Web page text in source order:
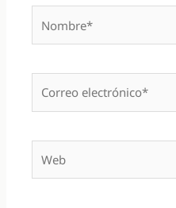
electrónico*